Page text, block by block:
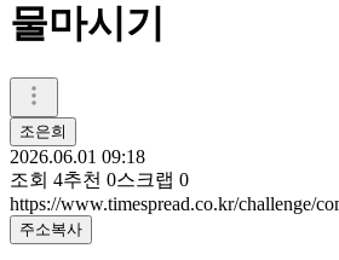
물마시기
조은희
2026.06.01 09:18
조회 4추천 0스크랩 0
https://www.timespread.co.kr/challenge/
주소복사